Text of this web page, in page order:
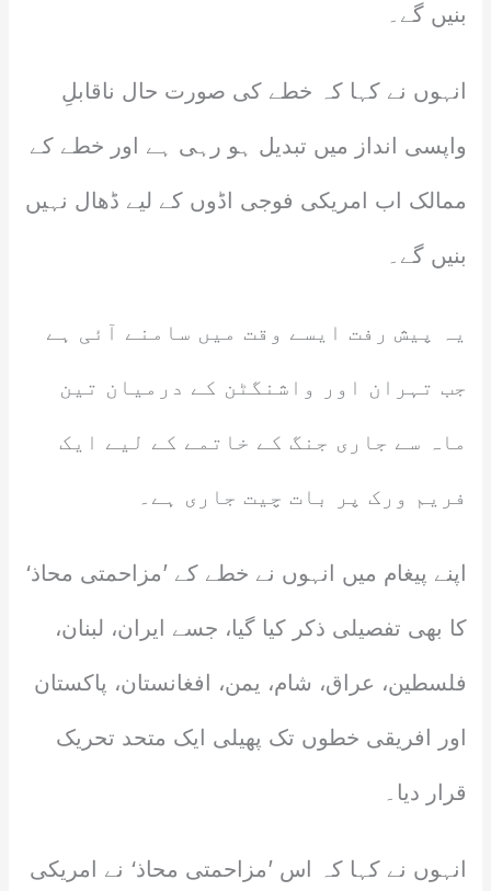
بنیں گے۔
انہوں نے کہا کہ خطے کی صورت حال ناقابلِ
واپسی انداز میں تبدیل ہو رہی ہے اور خطے کے
ممالک اب امریکی فوجی اڈوں کے لیے ڈھال نہیں
بنیں گے۔
یہ پیش رفت ایسے وقت میں سامنے آئی ہے
جب تہران اور واشنگٹن کے درمیان تین
ماہ سے جاری جنگ کے خاتمے کے لیے ایک
فریم ورک پر بات چیت جاری ہے۔
اپنے پیغام میں انہوں نے خطے کے ’مزاحمتی محاذ‘
کا بھی تفصیلی ذکر کیا گیا، جسے ایران، لبنان،
فلسطین، عراق، شام، یمن، افغانستان، پاکستان
اور افریقی خطوں تک پھیلی ایک متحد تحریک
قرار دیا۔
انہوں نے کہا کہ اس ’مزاحمتی محاذ‘ نے امریکی